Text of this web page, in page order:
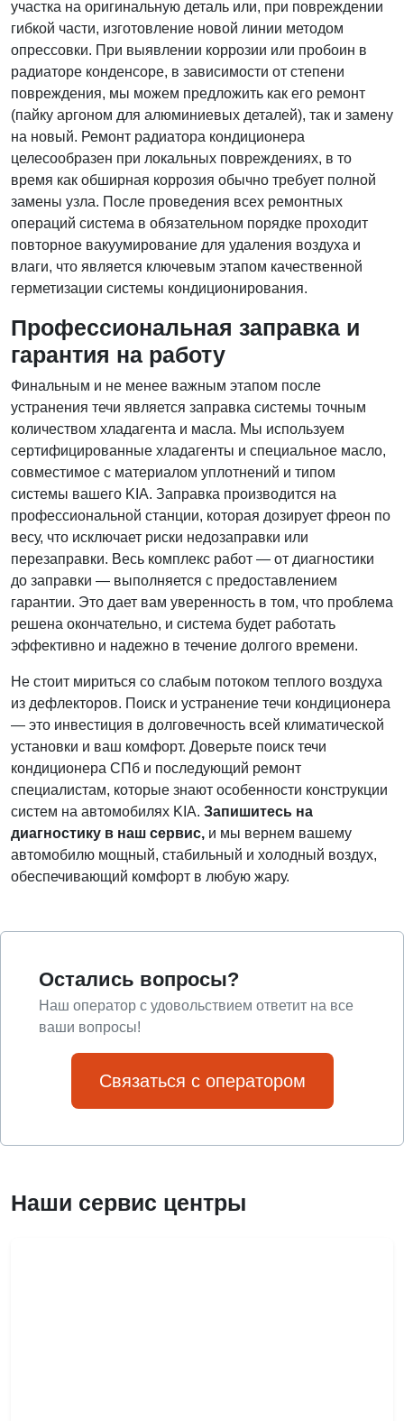
участка на оригинальную деталь или, при повреждении
гибкой части, изготовление новой линии методом
опрессовки. При выявлении коррозии или пробоин в
радиаторе конденсоре, в зависимости от степени
повреждения, мы можем предложить как его ремонт
(пайку аргоном для алюминиевых деталей), так и замену
на новый. Ремонт радиатора кондиционера
целесообразен при локальных повреждениях, в то
время как обширная коррозия обычно требует полной
замены узла. После проведения всех ремонтных
операций система в обязательном порядке проходит
повторное вакуумирование для удаления воздуха и
влаги, что является ключевым этапом качественной
герметизации системы кондиционирования.
Профессиональная заправка и
гарантия на работу
Финальным и не менее важным этапом после
устранения течи является заправка системы точным
количеством хладагента и масла. Мы используем
сертифицированные хладагенты и специальное масло,
совместимое с материалом уплотнений и типом
системы вашего KIA. Заправка производится на
профессиональной станции, которая дозирует фреон по
весу, что исключает риски недозаправки или
перезаправки. Весь комплекс работ — от диагностики
до заправки — выполняется с предоставлением
гарантии. Это дает вам уверенность в том, что проблема
решена окончательно, и система будет работать
эффективно и надежно в течение долгого времени.
Не стоит мириться со слабым потоком теплого воздуха
из дефлекторов. Поиск и устранение течи кондиционера
— это инвестиция в долговечность всей климатической
установки и ваш комфорт. Доверьте поиск течи
кондиционера СПб и последующий ремонт
специалистам, которые знают особенности конструкции
систем на автомобилях KIA. Запишитесь на
диагностику в наш сервис, и мы вернем вашему
автомобилю мощный, стабильный и холодный воздух,
обеспечивающий комфорт в любую жару.
Остались вопросы?
Наш оператор с удовольствием ответит на все
ваши вопросы!
Связаться с оператором
Наши сервис центры